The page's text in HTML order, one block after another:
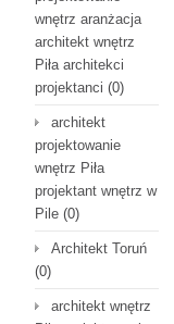
wnętrz aranżacja
architekt wnętrz
Piła architekci
projektanci (0)
architekt
projektowanie
wnętrz Piła
projektant wnętrz w
Pile (0)
Architekt Toruń
(0)
architekt wnętrz